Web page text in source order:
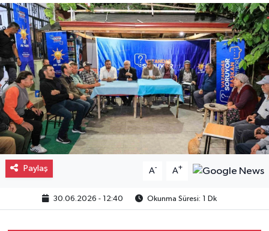
Paylaş A- A+
30.06.2026 - 12:40 Okunma Süresi: 1 Dk
Gayrimenkul
Spor
Eğitim